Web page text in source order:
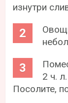
изнутри
2 ч.
Посолите,